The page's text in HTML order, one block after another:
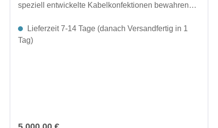
speziell entwickelte Kabelkonfektionen bewahren
hochwertigere Verbindung zwischen dem Verstärker
und den beiden Lautsprechereingängen.Die Serie
Spitzenmodell T3 kombiniert versilberte und
Lieferzeit 7-14 Tage (danach Versandfertig in 1
Tag)
Regulärer Preis: